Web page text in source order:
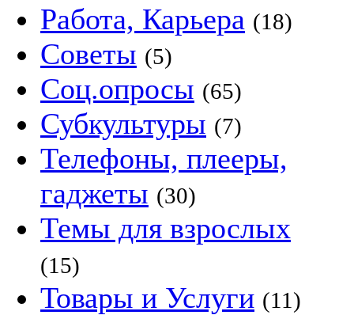
Работа, Карьера (18)
Советы (5)
Соц.опросы (65)
Субкультуры (7)
Телефоны, плееры,
гаджеты (30)
Темы для взрослых
(15)
Товары и Услуги (11)